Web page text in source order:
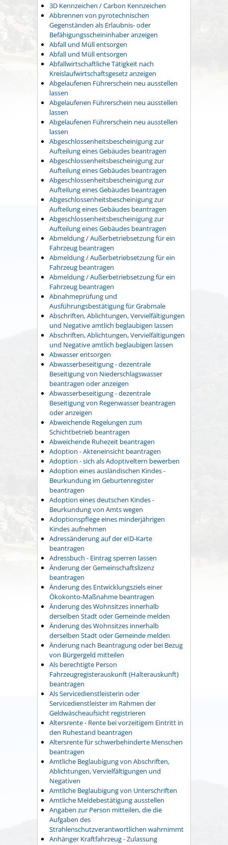
3D Kennzeichen / Carbon Kennzeichen
Abbrennen von pyrotechnischen
Gegenständen als Erlaubnis- oder
Befähigungsscheininhaber anzeigen
Abfall und Müll entsorgen
Abfall und Müll entsorgen
Abfallwirtschaftliche Tätigkeit nach
Kreislaufwirtschaftsgesetz anzeigen
Abgelaufenen Führerschein neu ausstellen
lassen
Abgelaufenen Führerschein neu ausstellen
lassen
Abgelaufenen Führerschein neu ausstellen
lassen
Abgeschlossenheitsbescheinigung zur
Aufteilung eines Gebäudes beantragen
Abgeschlossenheitsbescheinigung zur
Aufteilung eines Gebäudes beantragen
Abgeschlossenheitsbescheinigung zur
Aufteilung eines Gebäudes beantragen
Abgeschlossenheitsbescheinigung zur
Aufteilung eines Gebäudes beantragen
Abgeschlossenheitsbescheinigung zur
Aufteilung eines Gebäudes beantragen
Abmeldung / Außerbetriebsetzung für ein
Fahrzeug beantragen
Abmeldung / Außerbetriebsetzung für ein
Fahrzeug beantragen
Abmeldung / Außerbetriebsetzung für ein
Fahrzeug beantragen
Abnahmeprüfung und
Ausführungsbestätigung für Grabmale
Abschriften, Ablichtungen, Vervielfältigungen
und Negative amtlich beglaubigen lassen
Abschriften, Ablichtungen, Vervielfältigungen
und Negative amtlich beglaubigen lassen
Abwasser entsorgen
Abwasserbeseitigung - dezentrale
Beseitigung von Niederschlagswasser
beantragen oder anzeigen
Abwasserbeseitigung - dezentrale
Beseitigung von Regenwasser beantragen
oder anzeigen
Abweichende Regelungen zum
Schichtbetrieb beantragen
Abweichende Ruhezeit beantragen
Adoption - Akteneinsicht beantragen
Adoption - sich als Adoptiveltern bewerben
Adoption eines ausländischen Kindes -
Beurkundung im Geburtenregister
beantragen
Adoption eines deutschen Kindes -
Beurkundung von Amts wegen
Adoptionspflege eines minderjährigen
Kindes aufnehmen
Adressänderung auf der eID-Karte
beantragen
Adressbuch - Eintrag sperren lassen
Änderung der Gemeinschaftslizenz
beantragen
Änderung des Entwicklungsziels einer
Ökokonto-Maßnahme beantragen
Änderung des Wohnsitzes innerhalb
derselben Stadt oder Gemeinde melden
Änderung des Wohnsitzes innerhalb
derselben Stadt oder Gemeinde melden
Änderung nach Beantragung oder bei Bezug
von Bürgergeld mitteilen
Als berechtigte Person
Fahrzeugregisterauskunft (Halterauskunft)
beantragen
Als Servicedienstleisterin oder
Servicedienstleister im Rahmen der
Geldwäscheaufsicht registrieren
Altersrente - Rente bei vorzeitigem Eintritt in
den Ruhestand beantragen
Altersrente für schwerbehinderte Menschen
beantragen
Amtliche Beglaubigung von Abschriften,
Ablichtungen, Vervielfältigungen und
Negativen
Amtliche Beglaubigung von Unterschriften
Amtliche Meldebestätigung ausstellen
Angaben zur Person mitteilen, die die
Aufgaben des
Strahlenschutzverantwortlichen wahrnimmt
Anhänger Kraftfahrzeug - Zulassung